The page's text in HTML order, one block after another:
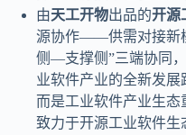
由天工开物出品的开源
源协作——供需对接新
侧—支撑侧”三端协同
业软件产业的全新发展
而是工业软件产业生
致力于开源工业软件生